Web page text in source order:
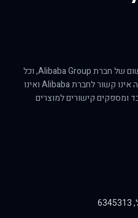
הסימן AliExpress הוא סימן מסחר רשום של חברת Alibaba Group, וכל
הזכויות הנוגעות לו שמורות לה. אתר זה אינו קשור לחברת Alibaba ואינו
ומספקים קישורים למוצרים